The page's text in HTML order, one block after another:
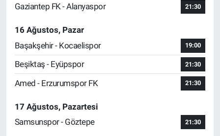
Gaziantep FK - Alanyaspor 21:30
16 Ağustos, Pazar
Başakşehir - Kocaelispor
19:00
Beşiktaş - Eyüpspor 21:30
Amed - Erzurumspor FK 21:30
17 Ağustos, Pazartesi
Samsunspor - Göztepe
21:30